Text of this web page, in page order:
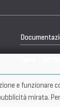
e funzionare
mirata.